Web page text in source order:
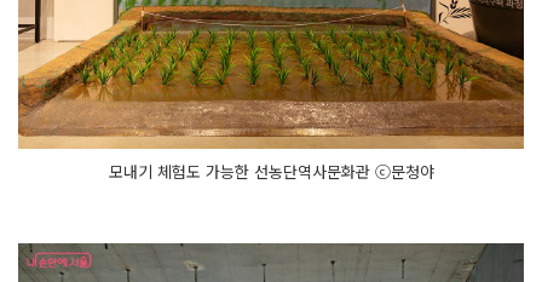
모내기 체험도 가능한 선농단역사문화관 ⓒ문청야